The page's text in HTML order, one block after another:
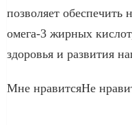
позволяет обеспечить
омега-3 жирных
здоровья и развития
Мне нравитсяНе